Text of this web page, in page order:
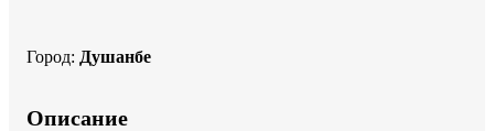
Город: Душанбе
Описание